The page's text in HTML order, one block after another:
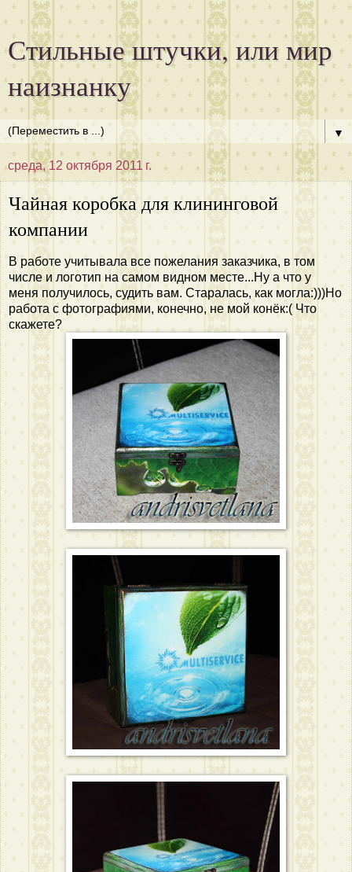
Стильные штучки, или мир
наизнанку
▼
среда, 12 октября 2011 г.
Чайная коробка для клининговой
компании
В работе учитывала все пожелания заказчика, в том
числе и логотип на самом видном месте...Ну а что у
меня получилось, судить вам. Старалась, как могла:)))Но
работа с фотографиями, конечно, не мой конёк:( Что
скажете?